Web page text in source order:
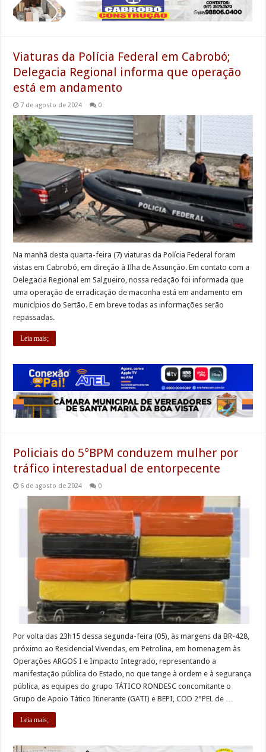
Viaturas da Polícia Federal em Cabrobó;
Delegacia Regional informa que operação
está em andamento
7 de agosto de 2024 0
Na manhã desta quarta-feira (7) viaturas da Polícia Federal foram
vistas em Cabrobó, em direção à Ilha de Assunção. Em contato com a
Delegacia Regional em Salgueiro, nossa redação foi informada que
uma operação de erradicação de maconha está em andamento em
municípios do Sertão. E em breve todas as informações serão
repassadas.
Leia mais;
Policiais do 5°BPM conduzem mulher por
tráfico interestadual de entorpecente
6 de agosto de 2024 0
Por volta das 23h15 dessa segunda-feira (05), às margens da BR-428,
próximo ao Residencial Vivendas, em Petrolina, em homenagem às
Operações ARGOS I e Impacto Integrado, representando a
manifestação pública do Estado, no que tange à ordem e à segurança
pública, as equipes do grupo TÁTICO RONDESC concomitante o
Grupo de Apoio Tático Itinerante (GATI) e BEPI, COD 2°PEL de …
Leia mais;